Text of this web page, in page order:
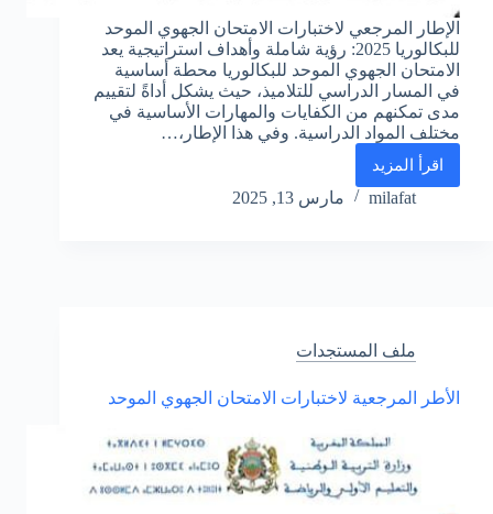
الإطار المرجعي لاختبارات الامتحان الجهوي الموحد
للبكالوريا 2025: رؤية شاملة وأهداف استراتيجية يعد
الامتحان الجهوي الموحد للبكالوريا محطة أساسية
في المسار الدراسي للتلاميذ، حيث يشكل أداةً لتقييم
مدى تمكنهم من الكفايات والمهارات الأساسية في
مختلف المواد الدراسية. وفي هذا الإطار،…
اقرأ المزيد
الإطار
المرجعي
رؤية
شاملة
استراتيجية
milafat مارس 13, 2025
ملف المستجدات
الأطر المرجعية لاختبارات الامتحان الجهوي الموحد